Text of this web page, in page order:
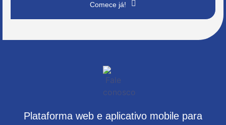
Comece já!
Plataforma web e aplicativo mobile para